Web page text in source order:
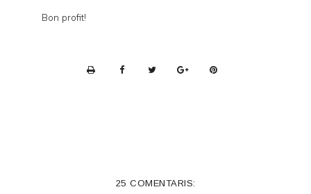
Bon profit!
25 COMENTARIS: